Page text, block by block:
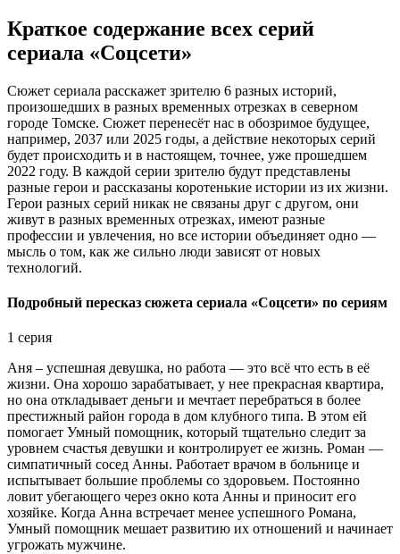
Краткое содержание всех серий
сериала «Соцсети»
Сюжет сериала расскажет зрителю 6 разных историй,
произошедших в разных временных отрезках в северном
городе Томске. Сюжет перенесёт нас в обозримое будущее,
например, 2037 или 2025 годы, а действие некоторых серий
будет происходить и в настоящем, точнее, уже прошедшем
2022 году. В каждой серии зрителю будут представлены
разные герои и рассказаны коротенькие истории из их жизни.
Герои разных серий никак не связаны друг с другом, они
живут в разных временных отрезках, имеют разные
профессии и увлечения, но все истории объединяет одно —
мысль о том, как же сильно люди зависят от новых
технологий.
Подробный пересказ сюжета сериала «Соцсети» по сериям
1 серия
Аня – успешная девушка, но работа — это всё что есть в её
жизни. Она хорошо зарабатывает, у нее прекрасная квартира,
но она откладывает деньги и мечтает перебраться в более
престижный район города в дом клубного типа. В этом ей
помогает Умный помощник, который тщательно следит за
уровнем счастья девушки и контролирует ее жизнь. Роман —
симпатичный сосед Анны. Работает врачом в больнице и
испытывает большие проблемы со здоровьем. Постоянно
ловит убегающего через окно кота Анны и приносит его
хозяйке. Когда Анна встречает менее успешного Романа,
Умный помощник мешает развитию их отношений и начинает
угрожать мужчине.